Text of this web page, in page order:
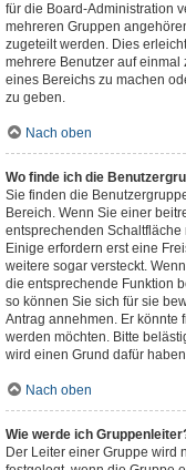
für die Board-Administration
mehreren Gruppen
zugeteilt werden. Dies
mehrere Benutzer auf
eines Bereichs zu machen
zu geben.
Nach oben
Wo finde ich die
Sie finden die
Bereich. Wenn Sie einer
entsprechenden
Einige erfordern erst eine
weitere sogar versteckt.
die entsprechende Funktion
so können Sie sich für sie
Antrag annehmen. Er könnte
werden möchten. Bitte
wird einen Grund dafür
Nach oben
Wie werde ich
Der Leiter einer Gruppe wird